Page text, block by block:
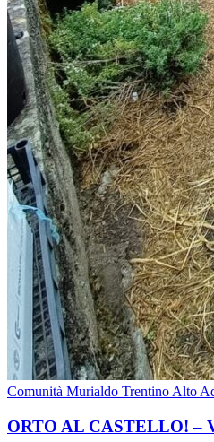
Comunità Murialdo Trentino Alto
ORTO AL CASTELLO! –